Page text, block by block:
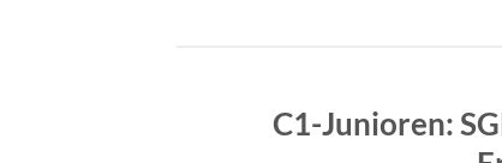
C1-Junioren: